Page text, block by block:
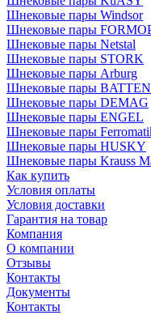
Шнековые пары Windsor
Шнековые пары
Шнековые пары Netstal
Шнековые пары STORK
Шнековые пары Arburg
Шнековые пары
Шнековые пары DEMAG
Шнековые пары ENGEL
Шнековые пары
Шнековые пары HUSKY
Шнековые пары Krauss
Как купить
Условия оплаты
Условия доставки
Гарантия на товар
Компания
О компании
Отзывы
Контакты
Документы
Контакты